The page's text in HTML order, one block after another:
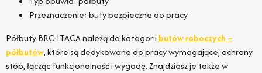
Przeznaczenie: buty bezpieczne do pracy
Półbuty BRC-ITACA należą do kategorii butów roboczych –
półbutów, które są dedykowane do pracy wymagającej ochrony
stóp, łącząc funkcjonalność i wygodę. Znajdziesz je także w